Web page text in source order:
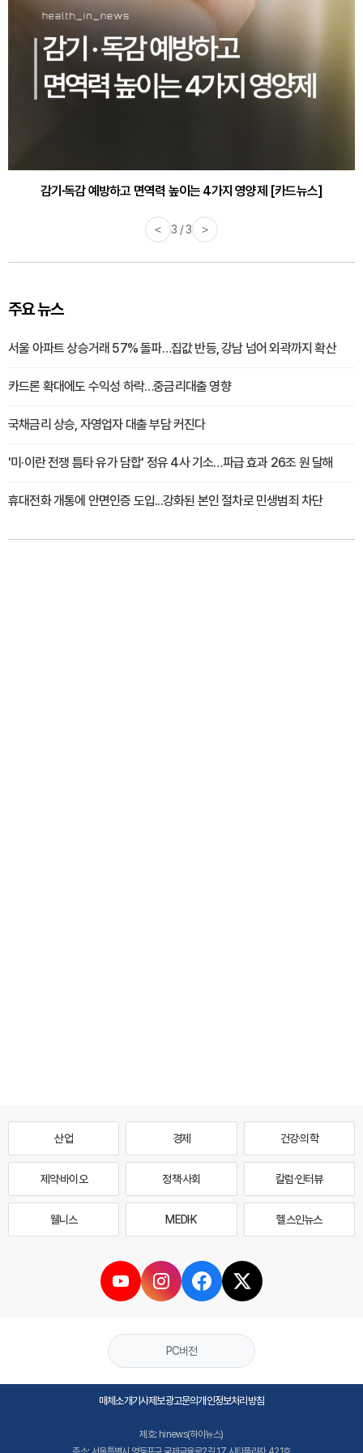
감기·독감 예방하고 면역력 높이는 4가지 영양제 [카드뉴스]
< 3 / 3 >
주요 뉴스
서울 아파트 상승거래 57% 돌파…집값 반등, 강남 넘어 외곽까지 확산
카드론 확대에도 수익성 하락…중금리대출 영향
국채금리 상승, 자영업자 대출 부담 커진다
'미·이란 전쟁 틈타 유가 담합' 정유 4사 기소…파급 효과 26조 원 달해
휴대전화 개통에 안면인증 도입...강화된 본인 절차로 민생범죄 차단
산업 경제 건강·의학
제약·바이오 정책·사회 칼럼·인터뷰
웰니스 MEDI·K 헬스인뉴스
PC버전
매체소개기사제보광고문의개인정보처리방침
제호: hinews(하이뉴스)